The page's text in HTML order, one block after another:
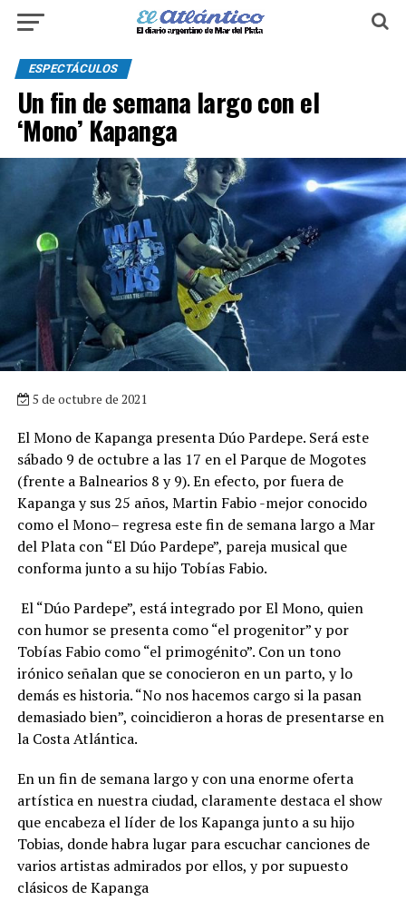
ESPECTÁCULOS
Un fin de semana largo con el
‘Mono’ Kapanga
5 de octubre de 2021
El Mono de Kapanga presenta Dúo Pardepe. Será este
sábado 9 de octubre a las 17 en el Parque de Mogotes
(frente a Balnearios 8 y 9). En efecto, por fuera de
Kapanga y sus 25 años, Martin Fabio -mejor conocido
como el Mono– regresa este fin de semana largo a Mar
del Plata con “El Dúo Pardepe”, pareja musical que
conforma junto a su hijo Tobías Fabio.
El “Dúo Pardepe”, está integrado por El Mono, quien
con humor se presenta como “el progenitor” y por
Tobías Fabio como “el primogénito”. Con un tono
irónico señalan que se conocieron en un parto, y lo
demás es historia. “No nos hacemos cargo si la pasan
demasiado bien”, coincidieron a horas de presentarse en
la Costa Atlántica.
En un fin de semana largo y con una enorme oferta
artística en nuestra ciudad, claramente destaca el show
que encabeza el líder de los Kapanga junto a su hijo
Tobias, donde habra lugar para escuchar canciones de
varios artistas admirados por ellos, y por supuesto
clásicos de Kapanga